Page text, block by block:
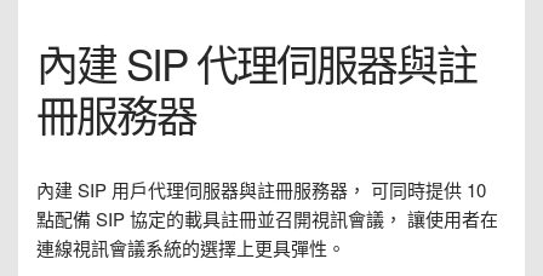
內建 SIP 代理伺服器與註
冊服務器
內建 SIP 用戶代理伺服器與註冊服務器， 可同時提供 10
點配備 SIP 協定的載具註冊並召開視訊會議， 讓使用者在
連線視訊會議系統的選擇上更具彈性。